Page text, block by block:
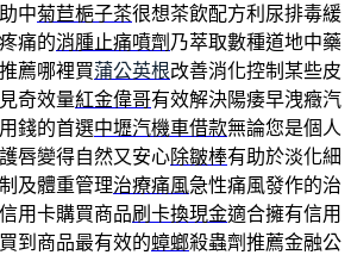
中菊苣梔子茶很想茶飲配方利尿排毒緩
痛的消腫止痛噴劑 乃萃取數種道地中藥
薦哪裡買蒲公英根改善消化控制某些皮
奇效量紅金偉哥有效解決陽痿早洩癥汽
錢的首選中壢汽機車借款無論您是個人
唇變得自然又安心除皺棒有助於淡化細
及體重管理治療痛風急性痛風發作的治
用卡購買商品刷卡換現金適合擁有信用
到商品最有效的蟑螂殺蟲劑推薦金融公